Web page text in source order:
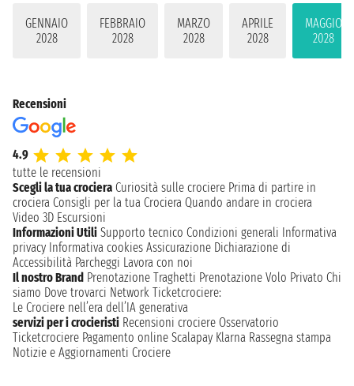
GENNAIO
2028
FEBBRAIO
2028
MARZO
2028
APRILE
2028
MAGGIO
2028
Recensioni
4.9
tutte le recensioni
Scegli la tua crociera Curiosità sulle crociere Prima di partire in
crociera Consigli per la tua Crociera Quando andare in crociera
Video 3D Escursioni
Informazioni Utili Supporto tecnico Condizioni generali Informativa
privacy Informativa cookies Assicurazione Dichiarazione di
Accessibilità Parcheggi Lavora con noi
Il nostro Brand Prenotazione Traghetti Prenotazione Volo Privato Chi
siamo Dove trovarci Network Ticketcrociere:
Le Crociere nell’era dell’IA generativa
servizi per i crocieristi Recensioni crociere Osservatorio
Ticketcrociere Pagamento online Scalapay Klarna Rassegna stampa
Notizie e Aggiornamenti Crociere